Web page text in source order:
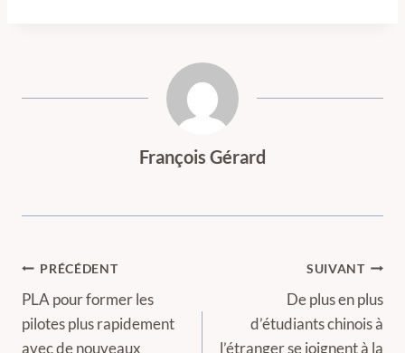
François Gérard
Navigation
de
l’article
PRÉCÉDENT
PLA pour former les
pilotes plus rapidement
avec de nouveaux
SUIVANT
De plus en plus
d’étudiants chinois à
l’étranger se joignent à la